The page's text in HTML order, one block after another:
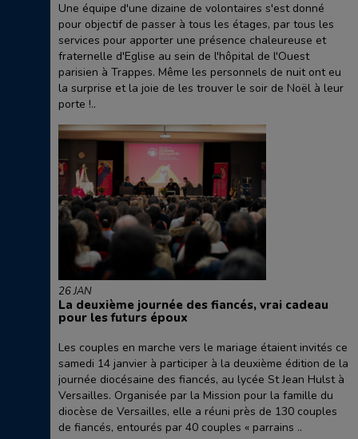
Une équipe d'une dizaine de volontaires s'est donné
pour objectif de passer à tous les étages, par tous les
services pour apporter une présence chaleureuse et
fraternelle d'Eglise au sein de l'hôpital de l'Ouest
parisien à Trappes. Même les personnels de nuit ont eu
la surprise et la joie de les trouver le soir de Noël à leur
porte !..
26 JAN
La deuxième journée des fiancés, vrai cadeau
pour les futurs époux
Les couples en marche vers le mariage étaient invités ce
samedi 14 janvier à participer à la deuxième édition de la
journée diocésaine des fiancés, au lycée St Jean Hulst à
Versailles. Organisée par la Mission pour la famille du
diocèse de Versailles, elle a réuni près de 130 couples
de fiancés, entourés par 40 couples « parrains ..